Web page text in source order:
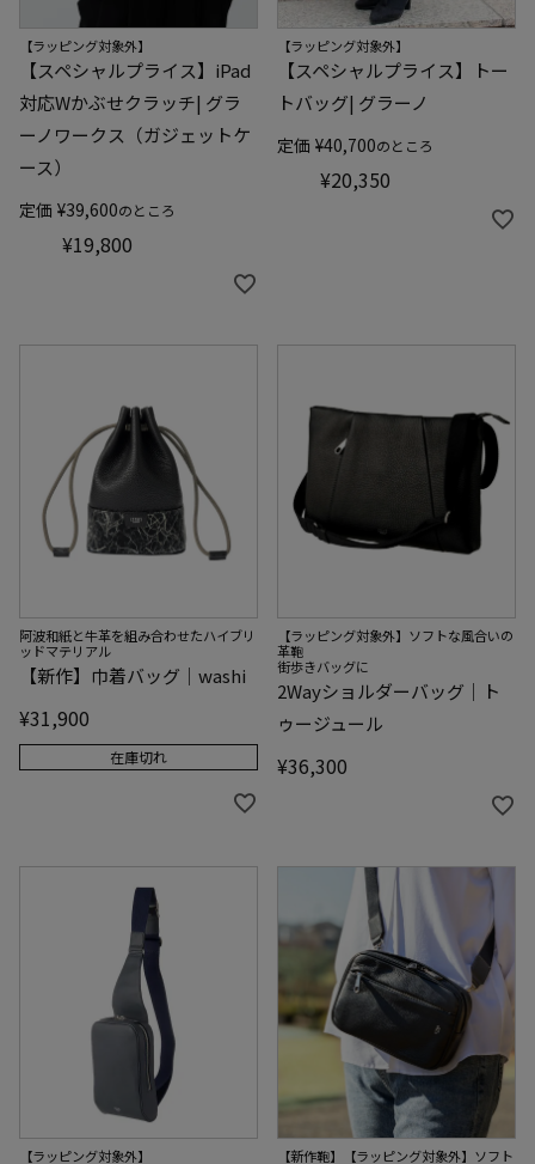
【ラッピング対象外】
【スペシャルプライス】iPad
対応Wかぶせクラッチ| グラ
ーノワークス（ガジェットケ
ース）
定価 ¥39,600のところ
¥19,800
【ラッピング対象外】
【スペシャルプライス】トー
トバッグ| グラーノ
定価 ¥40,700のところ
¥20,350
阿波和紙と牛革を組み合わせたハイブリ
ッドマテリアル
【新作】巾着バッグ｜washi
¥31,900
在庫切れ
【ラッピング対象外】ソフトな風合いの
革鞄
街歩きバッグに
2Wayショルダーバッグ｜ト
ゥージュール
¥36,300
【ラッピング対象外】
【新作鞄】【ラッピング対象外】ソフト